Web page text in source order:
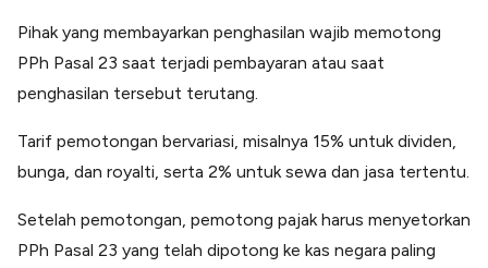
Pihak yang membayarkan penghasilan wajib memotong
PPh Pasal 23 saat terjadi pembayaran atau saat
penghasilan tersebut terutang.
Tarif pemotongan bervariasi, misalnya 15% untuk dividen,
bunga, dan royalti, serta 2% untuk sewa dan jasa tertentu.
Setelah pemotongan, pemotong pajak harus menyetorkan
PPh Pasal 23 yang telah dipotong ke kas negara paling